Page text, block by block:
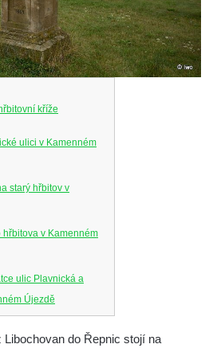
kříže
ulici v Kamenném
starý hřbitov v
v Kamenném
ulic Plavnická a
Újezdě
do Řepnic stojí na